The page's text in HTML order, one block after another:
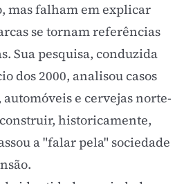
mas falham em explicar
se tornam referências
Sua pesquisa, conduzida
dos 2000, analisou casos
e cervejas norte-
historicamente,
a "falar pela" sociedade